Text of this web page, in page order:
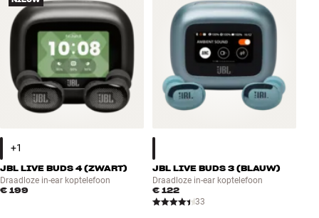
JBL LIVE BUDS 4 (ZWART)
Draadloze in-ear koptelefoon
€ 199
JBL LIVE BUDS 3 (BLAUW)
Draadloze in-ear koptelefoon
€ 122
33